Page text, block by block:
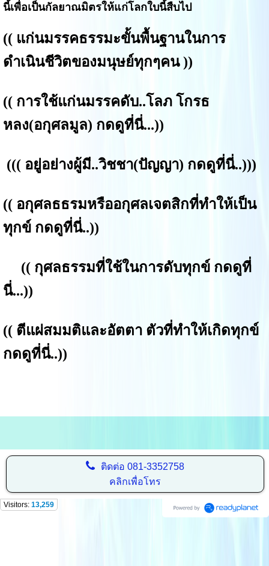
นี้เพื่อเป็นกัลยาณมิตรให้แก่โลกใบนี้สืบไป
(( แก่นมรรคธรรมะขั้นพื้นฐานในการ
ดำเนินชีวิตของมนุษย์ทุกๆคน))
(( การใช้แก่นมรรคดับ..โลภ โกรธ
หลง(อกุศลมูล) กดดูที่นี่...))
((( อยู่อย่างผู้มี..วิชชา(ปัญญา) กดดูที่นี่..)))
(( อกุศลธธรมหรืออกุศลเจตสิกที่ทำให้เป็น
ทุกข์ กดดูที่นี่..))
(( กุศลธรรมที่ใช้ในการดับทุกข์ กดดูที่
นี่...))
(( ตีแผ่สมมติและอัตตา ตัวที่ทำให้เกิดทุกข์
กดดูที่นี่..))
ติดต่อ 081-3352758
คลิกเพื่อโทร
Visitors: 13,259